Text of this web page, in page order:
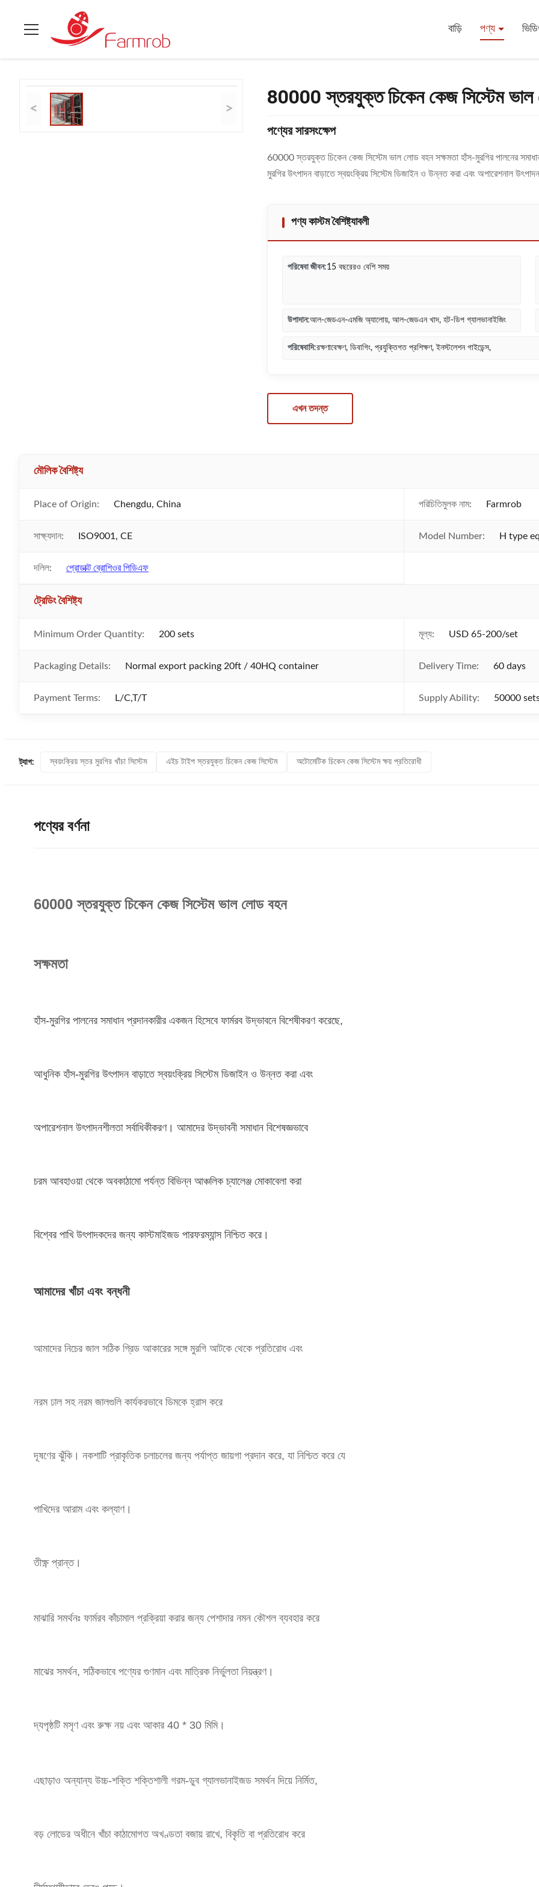
বাড়ি পণ্য
স্তরযুক্ত চিকেন কেজ সিস্টেম
< >
80000 স্তরযুক্ত চিকেন কেজ সিস্টেম ভাল
পণ্যের সারসংক্ষেপ
60000 স্তরযুক্ত চিকেন কেজ সিস্টেম ভাল লোড বহন সক্ষমতা হাঁস-মুরগির পালনের
মুরগির উৎপাদন বাড়াতে স্বয়ংক্রিয় সিস্টেম ডিজাইন ও উন্নত করা এবং অপারেশনাল
পণ্য কাস্টম বৈশিষ্ট্যাবলী
পরিষেবা জীবন:15 বছরেরও বেশি সময়
উপাদান:আল-জেডএন-এমজি অ্যালোয়, আল-জেডএন খাদ, হট-ডিপ গ্যালভানাইজিং
পরিষেবাদি:রক্ষণাবেক্ষণ, ডিবাগিং, প্রযুক্তিগত প্রশিক্ষণ, ইনস্টলেশন গাইডেন্স,
এখন তদন্ত
মৌলিক বৈশিষ্ট্য
Place of Origin: Chengdu, China পরিচিতিমুলক নাম: Farmrob
সাক্ষ্যদান: ISO9001, CE Model Number: H type
দলিল: প্রোডাক্ট ব্রোশিওর পিডিএফ
ট্রেডিং বৈশিষ্ট্য
Minimum Order Quantity: 200 sets মূল্য: USD 65-200/set
Packaging Details: Normal export packing 20ft / 40HQ container Delivery Time: 60 days
Payment Terms: L/C,T/T Supply Ability: 50000
ট্যাগ: স্বয়ংক্রিয় স্তর মুরগির খাঁচা সিস্টেম এইচ টাইপ স্তরযুক্ত চিকেন কেজ সিস্টেম অটোমেটিক চিকেন কেজ সিস্টেম ক্ষয় প্রতিরোধী
পণ্যের বর্ণনা
60000 স্তরযুক্ত চিকেন কেজ সিস্টেম ভাল লোড বহন
সক্ষমতা
হাঁস-মুরগির পালনের সমাধান প্রদানকারীর একজন হিসেবে ফার্মরব উদ্ভাবনে বিশেষীকরণ করেছে,
আধুনিক হাঁস-মুরগির উৎপাদন বাড়াতে স্বয়ংক্রিয় সিস্টেম ডিজাইন ও উন্নত করা এবং
অপারেশনাল উৎপাদনশীলতা সর্বাধিকীকরণ। আমাদের উদ্ভাবনী সমাধান বিশেষজ্ঞভাবে
চরম আবহাওয়া থেকে অবকাঠামো পর্যন্ত বিভিন্ন আঞ্চলিক চ্যালেঞ্জ মোকাবেলা করা
বিশ্বের পাখি উৎপাদকদের জন্য কাস্টমাইজড পারফরম্যান্স নিশ্চিত করে।
আমাদের খাঁচা এবং বন্ধনী
আমাদের নিচের জাল সঠিক গ্রিড আকারের সঙ্গে মুরগি আটকে থেকে প্রতিরোধ এবং
নরম ঢাল সহ নরম জালগুলি কার্যকরভাবে ডিমকে হ্রাস করে
দূষণের ঝুঁকি। নকশাটি প্রাকৃতিক চলাচলের জন্য পর্যাপ্ত জায়গা প্রদান করে, যা নিশ্চিত করে যে
পাখিদের আরাম এবং কল্যাণ।
তীক্ষ্ণ প্রান্ত।
মাঝারি সমর্থনঃ ফার্মরব কাঁচামাল প্রক্রিয়া করার জন্য পেশাদার নমন কৌশল ব্যবহার করে
মাঝের সমর্থন, সঠিকভাবে পণ্যের গুণমান এবং মাত্রিক নির্ভুলতা নিয়ন্ত্রণ।
দ্যপৃষ্ঠটি মসৃণ এবং রুক্ষ নয় এবং আকার 40 * 30 মিমি।
এছাড়াও অন্যান্য উচ্চ-শক্তি শক্তিশালী গরম-ডুব গ্যালভানাইজড সমর্থন দিয়ে নির্মিত,
বড় লোডের অধীনে খাঁচা কাঠামোগত অখণ্ডতা বজায় রাখে, বিকৃতি বা প্রতিরোধ করে